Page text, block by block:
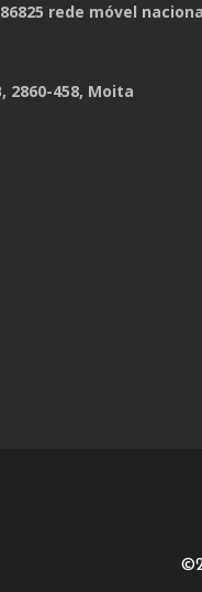
rede móvel
2860-458, Moita